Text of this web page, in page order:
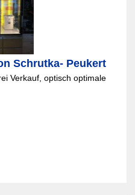
Schrutka- Peukert
Verkauf, optisch optimale